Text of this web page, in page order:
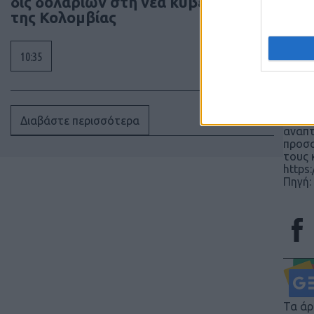
της Κολομβίας
10:35
Διαβάστε περισσότερα
Μια
και
Η
τους
Πηγή:
Τα